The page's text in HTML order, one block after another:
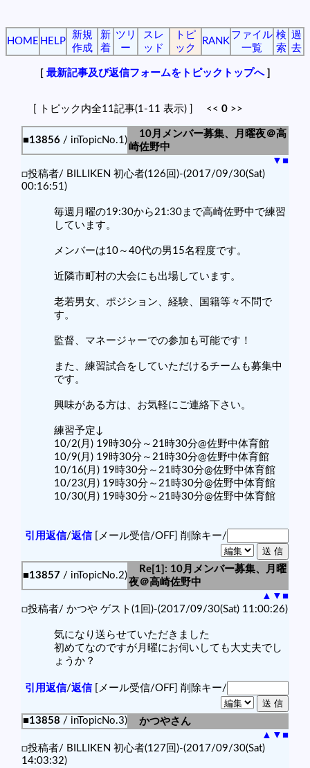
HOME HELP
新規
作成
新
着
ツリ
ー
スレ
ッド
トピ
ック
RANK
ファイル
一覧
検
索
過
去
[ 最新記事及び返信フォームをトピックトップへ]
[ トピック内全11記事(1-11 表示) ] << 0 >>
■13856 / inTopicNo.1)
10月メンバー募集、月曜夜＠高
崎佐野中
▼ ■
□投稿者/ BILLIKEN 初心者(126回)-(2017/09/30(Sat)
00:16:51)
毎週月曜の19:30から21:30まで高崎佐野中で練習
しています。
メンバーは10～40代の男15名程度です。
近隣市町村の大会にも出場しています。
老若男女、ポジション、経験、国籍等々不問で
す。
監督、マネージャーでの参加も可能です！
また、練習試合をしていただけるチームも募集中
です。
興味がある方は、お気軽にご連絡下さい。
練習予定↓
10/2(月) 19時30分～21時30分@佐野中体育館
10/9(月) 19時30分～21時30分@佐野中体育館
10/16(月) 19時30分～21時30分@佐野中体育館
10/23(月) 19時30分～21時30分@佐野中体育館
10/30(月) 19時30分～21時30分@佐野中体育館
引用返信/返信[メール受信/OFF] 削除キー/
■13857 / inTopicNo.2)
Re[1]: 10月メンバー募集、月曜
夜＠高崎佐野中
▲ ▼ ■
□投稿者/ かつや ゲスト(1回)-(2017/09/30(Sat) 11:00:26)
気になり送らせていただきました
初めてなのですが月曜にお伺いしても大丈夫でし
ょうか？
引用返信/返信[メール受信/OFF] 削除キー/
■13858 / inTopicNo.3)
かつやさん
▲ ▼ ■
□投稿者/ BILLIKEN 初心者(127回)-(2017/09/30(Sat)
14:03:32)